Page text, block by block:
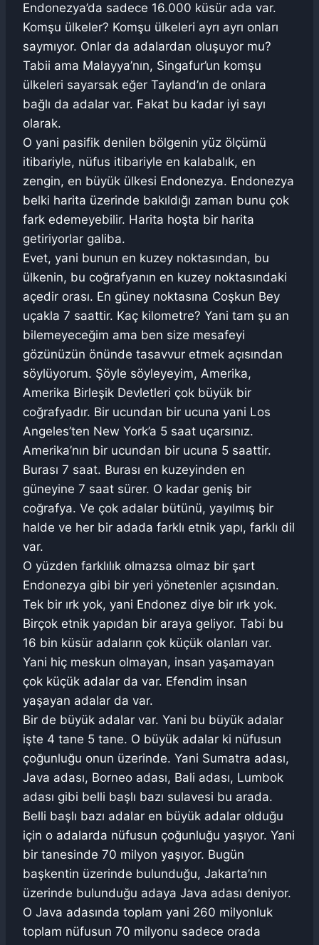
Endonezya’da sadece 16.000 küsür ada var.
Komşu ülkeler? Komşu ülkeleri ayrı ayrı onları
saymıyor. Onlar da adalardan oluşuyor mu?
Tabii ama Malayya’nın, Singafur’un komşu
ülkeleri sayarsak eğer Tayland’ın de onlara
bağlı da adalar var. Fakat bu kadar iyi sayı
olarak.
O yani pasifik denilen bölgenin yüz ölçümü
itibariyle, nüfus itibariyle en kalabalık, en
zengin, en büyük ülkesi Endonezya. Endonezya
belki harita üzerinde bakıldığı zaman bunu çok
fark edemeyebilir. Harita hoşta bir harita
getiriyorlar galiba.
Evet, yani bunun en kuzey noktasından, bu
ülkenin, bu coğrafyanın en kuzey noktasındaki
açedir orası. En güney noktasına Coşkun Bey
uçakla 7 saattir. Kaç kilometre? Yani tam şu an
bilemeyeceğim ama ben size mesafeyi
gözünüzün önünde tasavvur etmek açısından
söylüyorum. Şöyle söyleyeyim, Amerika,
Amerika Birleşik Devletleri çok büyük bir
coğrafyadır. Bir ucundan bir ucuna yani Los
Angeles’ten New York’a 5 saat uçarsınız.
Amerika’nın bir ucundan bir ucuna 5 saattir.
Burası 7 saat. Burası en kuzeyinden en
güneyine 7 saat sürer. O kadar geniş bir
coğrafya. Ve çok adalar bütünü, yayılmış bir
halde ve her bir adada farklı etnik yapı, farklı dil
var.
O yüzden farklılık olmazsa olmaz bir şart
Endonezya gibi bir yeri yönetenler açısından.
Tek bir ırk yok, yani Endonez diye bir ırk yok.
Birçok etnik yapıdan bir araya geliyor. Tabi bu
16 bin küsür adaların çok küçük olanları var.
Yani hiç meskun olmayan, insan yaşamayan
çok küçük adalar da var. Efendim insan
yaşayan adalar da var.
Bir de büyük adalar var. Yani bu büyük adalar
işte 4 tane 5 tane. O büyük adalar ki nüfusun
çoğunluğu onun üzerinde. Yani Sumatra adası,
Java adası, Borneo adası, Bali adası, Lumbok
adası gibi belli başlı bazı sulavesi bu arada.
Belli başlı bazı adalar en büyük adalar olduğu
için o adalarda nüfusun çoğunluğu yaşıyor. Yani
bir tanesinde 70 milyon yaşıyor. Bugün
başkentin üzerinde bulunduğu, Jakarta’nın
üzerinde bulunduğu adaya Java adası deniyor.
O Java adasında toplam yani 260 milyonluk
toplam nüfusun 70 milyonu sadece orada